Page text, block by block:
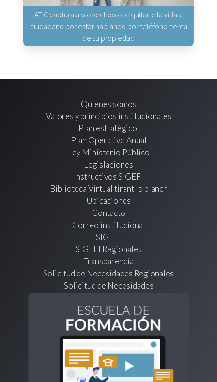
ATIC captura a sospechoso de quitarle la vida a
ciudadano por estar hablando por teléfono cerca
de su propiedad
Quienes somos
Valores y principios institucionales
Plan estratégico
Plan Operativo Anual
Ley Ministerio Público
Legislaciones
Instructivos SIGEFI
Biblioteca Virtual tirant lo blanch
Ubicaciones
Contacto
Correo institucional
SIGEFI
SIGEFI Regionales
Transparencia
Solicitud de Necesidades Regionales
Solicitud de Necesidades